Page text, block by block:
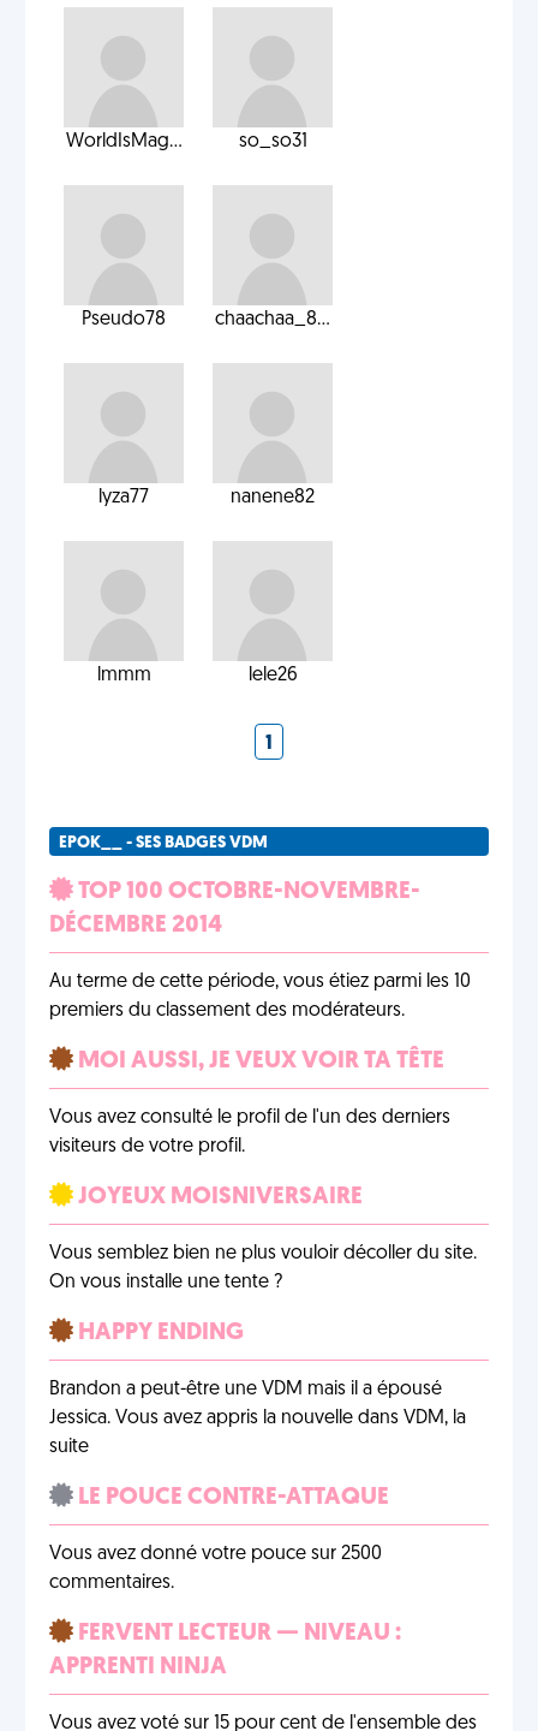
WorldIsMag... so_so31
Pseudo78 chaachaa_8...
lyza77 nanene82
lmmm lele26
1
EPOK__ - SES BADGES VDM
TOP 100 OCTOBRE-NOVEMBRE-
DÉCEMBRE 2014
Au terme de cette période, vous étiez parmi les 10
premiers du classement des modérateurs.
MOI AUSSI, JE VEUX VOIR TA TÊTE
Vous avez consulté le profil de l'un des derniers
visiteurs de votre profil.
JOYEUX MOISNIVERSAIRE
Vous semblez bien ne plus vouloir décoller du site.
On vous installe une tente ?
HAPPY ENDING
Brandon a peut-être une VDM mais il a épousé
Jessica. Vous avez appris la nouvelle dans VDM, la
suite
LE POUCE CONTRE-ATTAQUE
Vous avez donné votre pouce sur 2500
commentaires.
FERVENT LECTEUR — NIVEAU :
APPRENTI NINJA
Vous avez voté sur 15 pour cent de l'ensemble des